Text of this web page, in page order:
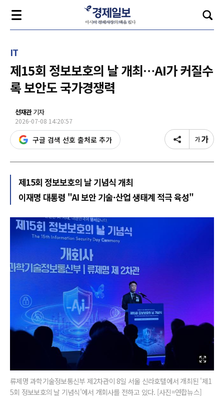
IT
제15회 정보보호의 날 개최…AI가 커질수
록 보안도 국가경쟁력
선재관기자
2026-07-08 14:20:57
구글 검색 선호 출처로 추가
제15회 정보보호의 날 기념식 개최
이재명 대통령 "AI 보안 기술·산업 생태계 적극 육성"
류제명 과학기술정보통신부 제2차관이 8일 서울 신라호텔에서 개최된 '제1
5회 정보보호의 날 기념식'에서 개회사를 전하고 있다. [사진=연합뉴스]